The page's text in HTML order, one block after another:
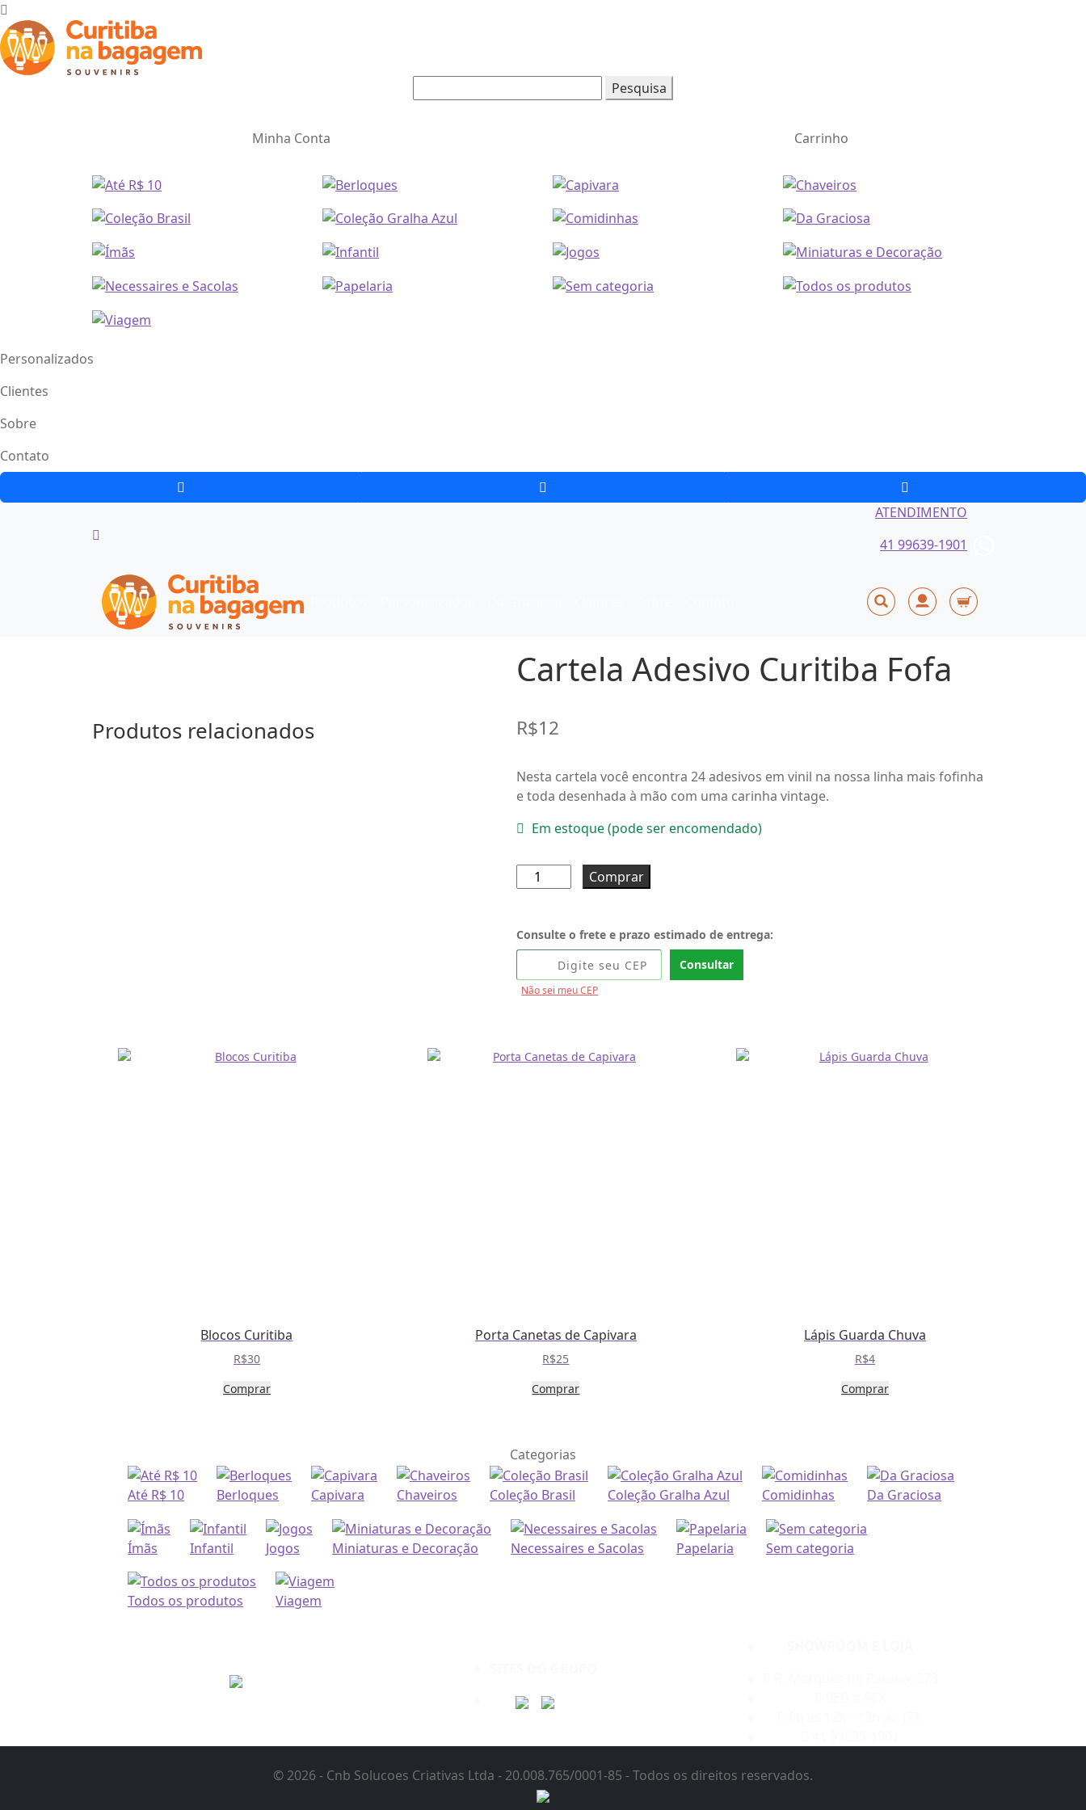
por:
Minha Conta
Carrinho
Personalizados
Clientes
Sobre
Contato
ATENDIMENTO
41 99639-1901
Cartela Adesivo Curitiba Fofa
R$12
Nesta cartela você encontra 24 adesivos em vinil na nossa linha mais fofinha
e toda desenhada à mão com uma carinha vintage.
Em estoque (pode ser encomendado)
Cartela
Adesivo
Fofa
quantidade
Comprar
Consulte o frete e prazo estimado de entrega:
Consultar
Não sei meu CEP
Produtos relacionados
Blocos Curitiba
R$30
ComprarEste
As
opções
podem
ser
escolhidas
na
página
produto
Porta Canetas de Capivara
R$25
Comprar
Lápis Guarda Chuva
R$4
Comprar
Categorias
Até R$ 10 Berloques Capivara Chaveiros Coleção Brasil Coleção Gralha Azul Comidinhas Da Graciosa
Ímãs Infantil Jogos Miniaturas e Decoração Necessaires e Sacolas Papelaria Sem categoria
Todos os produtos Viagem
© 2026 - Cnb Solucoes Criativas Ltda - 20.008.765/0001-85 - Todos os direitos reservados.